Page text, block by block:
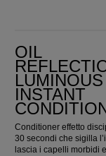
OIL
LUMINOUS
INSTANT
Conditioner effetto
30 secondi che sigilla
lascia i capelli morbidi